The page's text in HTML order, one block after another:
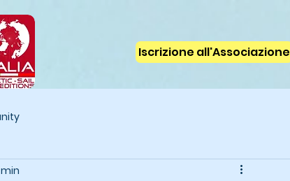
Iscrizione all'Associazione